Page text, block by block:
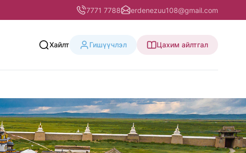
7771 7788 erdenezuu108@gmail.com
Хайлт Гишүүчлэл Цахим айлтгал